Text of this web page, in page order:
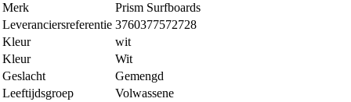
Merk
Prism Surfboards
Leveranciersreferentie 3760377572728
Kleur
wit
Kleur
Wit
Geslacht
Gemengd
Leeftijdsgroep
Volwassene